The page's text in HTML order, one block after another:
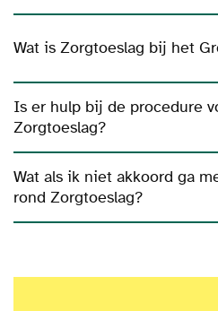
Wat is Zorgtoeslag bij het
Is er hulp bij de procedure
Zorgtoeslag?
Wat als ik niet akkoord ga
rond Zorgtoeslag?